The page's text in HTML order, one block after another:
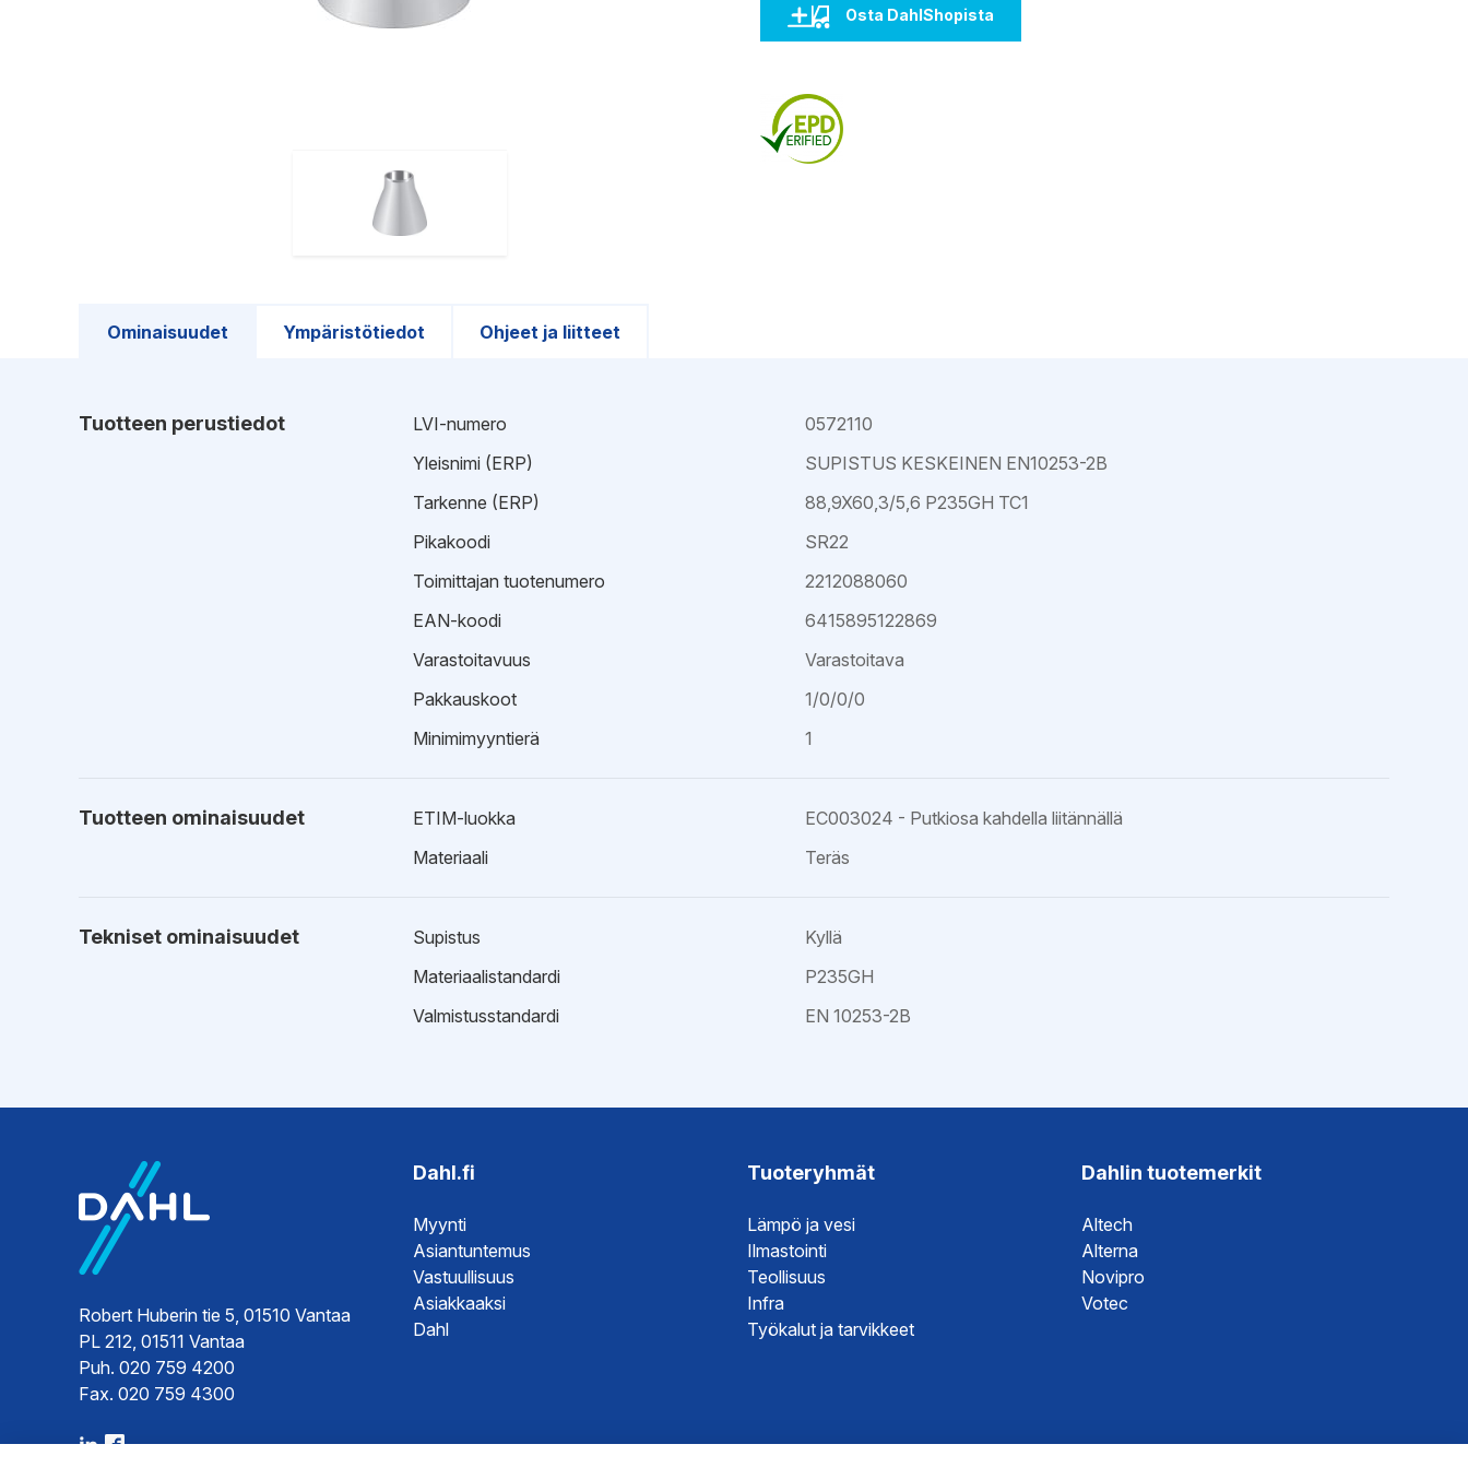
Oulu-Välivainio
Pori
Osta DahlShopista
Ominaisuudet Ympäristötiedot Ohjeet ja liitteet
Tuotteen perustiedot LVI-numero
0572110
Yleisnimi (ERP)
SUPISTUS KESKEINEN EN10253-2B
Tarkenne (ERP)
88,9X60,3/5,6 P235GH TC1
Pikakoodi
SR22
Toimittajan tuotenumero
2212088060
EAN-koodi
6415895122869
Varastoitavuus
Varastoitava
Pakkauskoot
1/0/0/0
Minimimyyntierä
1
Tuotteen ominaisuudet ETIM-luokka
EC003024 - Putkiosa kahdella liitännällä
Materiaali
Teräs
Tekniset ominaisuudet Supistus
Kyllä
Materiaalistandardi
P235GH
Valmistusstandardi
EN 10253-2B
Sertifikaatit
Sertifikaatit
Robert Huberin tie 5, 01510 Vantaa
PL 212, 01511 Vantaa
Puh. 020 759 4200
Fax. 020 759 4300
Dahl.fi
Myynti
Asiantuntemus
Vastuullisuus
Asiakkaaksi
Dahl
Tuoteryhmät
Lämpö ja vesi
Ilmastointi
Teollisuus
Infra
Työkalut ja tarvikkeet
Dahlin tuotemerkit
Altech
Alterna
Novipro
Votec